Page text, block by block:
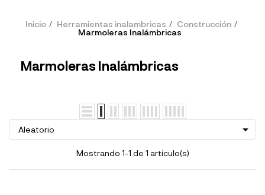
Inicio Herramientas inalambricas
Construcción
Marmoleras Inalámbricas
Marmoleras Inalámbricas
Aleatorio 
Mostrando 1-1 de 1 artículo(s)